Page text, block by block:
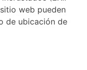
web pueden
de ubicación de